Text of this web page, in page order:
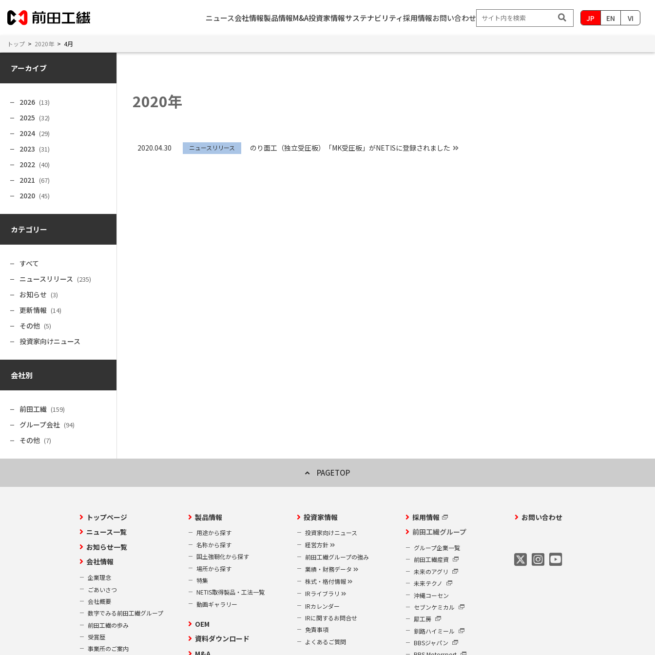
ニュース会社情報製品情報M&A投資家情報サステナビリティ採用情報お問い合わせ JP EN VI
トップ > 2020年> 4月
アーカイブ
2026 (13)
2025 (32)
2024 (29)
2023 (31)
2022 (40)
2021 (67)
2020 (45)
カテゴリー
すべて
ニュースリリース (235)
お知らせ (3)
更新情報 (14)
その他 (5)
投資家向けニュース
会社別
前田工繊 (159)
グループ会社 (94)
その他 (7)
2020年
2020.04.30 ニュースリリース のり面工（独立受圧板）「MK受圧板」がNETISに登録されました
PAGETOP
トップページ
ニュース一覧
お知らせ一覧
会社情報
企業理念
ごあいさつ
会社概要
数字でみる前田工繊グループ
前田工繊の歩み
受賞歴
事業所のご案内
製品情報
用途から探す
名称から探す
国土強靭化から探す
場所から探す
特集
NETIS取得製品・工法一覧
動画ギャラリー
OEM
資料ダウンロード
投資家情報
投資家向けニュース
経営方針
前田工繊グループの強み
業績・財務データ
株式・格付情報
IRライブラリ
IRカレンダー
IRに関するお問合せ
免責事項
よくあるご質問
採用情報
前田工繊グループ
グループ企業一覧
前田工繊産資
未来のアグリ
未来テクノ
沖縄コーセン
セブンケミカル
犀工房
釧路ハイミール
BBSジャパン
お問い合わせ